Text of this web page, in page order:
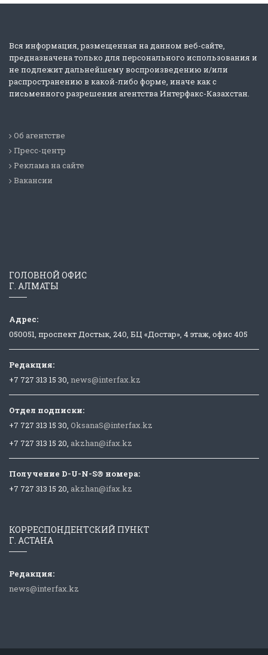
Вся информация, размещенная на данном веб-сайте,
предназначена только для персонального использования и
не подлежит дальнейшему воспроизведению и/или
распространению в какой-либо форме, иначе как с
письменного разрешения агентства Интерфакс-Казахстан.
Об агентстве
Пресс-центр
Реклама на сайте
Вакансии
ГОЛОВНОЙ ОФИС
Г. АЛМАТЫ
Адрес:
050051, проспект Достык, 240, БЦ «Достар», 4 этаж, офис 405
Редакция:
+7 727 313 15 30, news@interfax.kz
Отдел подписки:
+7 727 313 15 30, OksanaS@interfax.kz
+7 727 313 15 20, akzhan@ifax.kz
Получение D-U-N-S® номера:
+7 727 313 15 20, akzhan@ifax.kz
КОРРЕСПОНДЕНТСКИЙ ПУНКТ
Г. АСТАНА
Редакция:
news@interfax.kz